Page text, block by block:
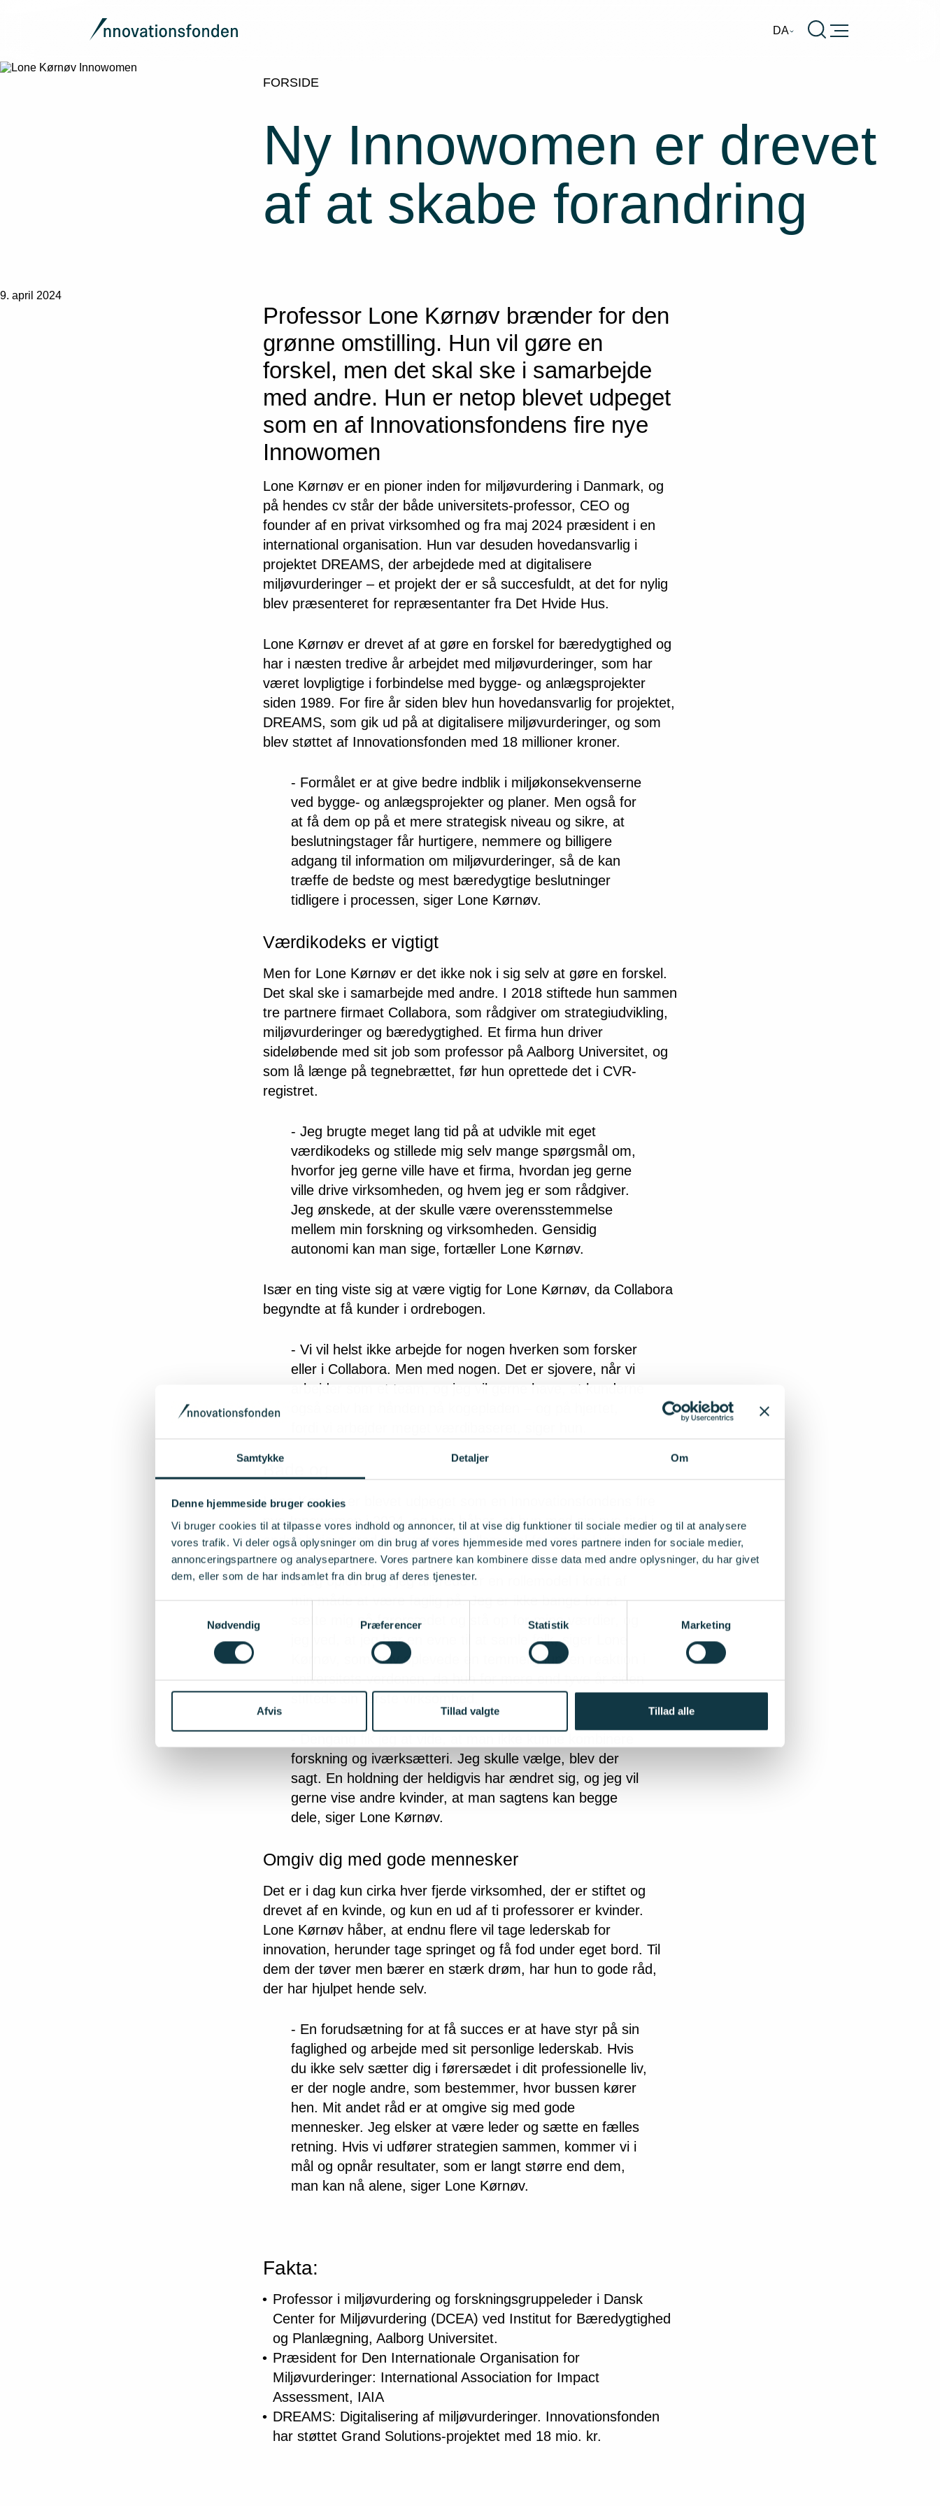
Samtykke Detaljer Om
Denne hjemmeside bruger cookies
Vi bruger cookies til at tilpasse vores indhold og annoncer, til at vise dig funktioner til sociale medier og til at analysere
vores trafik. Vi deler også oplysninger om din brug af vores hjemmeside med vores partnere inden for sociale medier,
annonceringspartnere og analysepartnere. Vores partnere kan kombinere disse data med andre oplysninger, du har givet
dem, eller som de har indsamlet fra din brug af deres tjenester.
Nødvendig
Præferencer Statistik Marketing
Afvis Tillad valgte Tillad alle
DA Burger
FORSIDE
Ny Innowomen er drevet
af at skabe forandring
9. april 2024
Professor Lone Kørnøv brænder for den
grønne omstilling. Hun vil gøre en
forskel, men det skal ske i samarbejde
med andre. Hun er netop blevet udpeget
som en af Innovationsfondens fire nye
Innowomen
Lone Kørnøv er en pioner inden for miljøvurdering i Danmark, og
på hendes cv står der både universitets-professor, CEO og
founder af en privat virksomhed og fra maj 2024 præsident i en
international organisation. Hun var desuden hovedansvarlig i
projektet DREAMS, der arbejdede med at digitalisere
miljøvurderinger – et projekt der er så succesfuldt, at det for nylig
blev præsenteret for repræsentanter fra Det Hvide Hus.
Lone Kørnøv er drevet af at gøre en forskel for bæredygtighed og
har i næsten tredive år arbejdet med miljøvurderinger, som har
været lovpligtige i forbindelse med bygge- og anlægsprojekter
siden 1989. For fire år siden blev hun hovedansvarlig for projektet,
DREAMS, som gik ud på at digitalisere miljøvurderinger, og som
blev støttet af Innovationsfonden med 18 millioner kroner.
- Formålet er at give bedre indblik i miljøkonsekvenserne
ved bygge- og anlægsprojekter og planer. Men også for
at få dem op på et mere strategisk niveau og sikre, at
beslutningstager får hurtigere, nemmere og billigere
adgang til information om miljøvurderinger, så de kan
træffe de bedste og mest bæredygtige beslutninger
tidligere i processen, siger Lone Kørnøv.
Værdikodeks er vigtigt
Men for Lone Kørnøv er det ikke nok i sig selv at gøre en forskel.
Det skal ske i samarbejde med andre. I 2018 stiftede hun sammen
tre partnere firmaet Collabora, som rådgiver om strategiudvikling,
miljøvurderinger og bæredygtighed. Et firma hun driver
sideløbende med sit job som professor på Aalborg Universitet, og
som lå længe på tegnebrættet, før hun oprettede det i CVR-
registret.
- Jeg brugte meget lang tid på at udvikle mit eget
værdikodeks og stillede mig selv mange spørgsmål om,
hvorfor jeg gerne ville have et firma, hvordan jeg gerne
ville drive virksomheden, og hvem jeg er som rådgiver.
Jeg ønskede, at der skulle være overensstemmelse
mellem min forskning og virksomheden. Gensidig
autonomi kan man sige, fortæller Lone Kørnøv.
Især en ting viste sig at være vigtig for Lone Kørnøv, da Collabora
begyndte at få kunder i ordrebogen.
- Vi vil helst ikke arbejde for nogen hverken som forsker
eller i Collabora. Men med nogen. Det er sjovere, når vi
arbejder som et team, og jeg vil gerne have, at kunderne
Både og
Lone Kørnøv er blevet udpeget som en Innovationsfondens fire
nye Innowomen i 2024, og hun håber, at hun med sin nye titel i
endnu højere grad kan være en rollemodel for andre kvinder.
- Jeg oplever, at jeg allerede er en rollemodel i kraft af
min måde at være faglig på. Jeg er ikke bange for at
sætte mig på førersædet og stå op for mine værdier, og
jeg ved, at jeg har en evne til at samle folk, siger Lone
Kørnøv, som selv oplevede en temmelig lunken reaktion i
universitets-verdenen, da hun for mere end tyve år siden
stiftede sin første virksomhed.
forskning og iværksætteri. Jeg skulle vælge, blev der
sagt. En holdning der heldigvis har ændret sig, og jeg vil
gerne vise andre kvinder, at man sagtens kan begge
dele, siger Lone Kørnøv.
Omgiv dig med gode mennesker
Det er i dag kun cirka hver fjerde virksomhed, der er stiftet og
drevet af en kvinde, og kun en ud af ti professorer er kvinder.
Lone Kørnøv håber, at endnu flere vil tage lederskab for
innovation, herunder tage springet og få fod under eget bord. Til
dem der tøver men bærer en stærk drøm, har hun to gode råd,
der har hjulpet hende selv.
- En forudsætning for at få succes er at have styr på sin
faglighed og arbejde med sit personlige lederskab. Hvis
du ikke selv sætter dig i førersædet i dit professionelle liv,
er der nogle andre, som bestemmer, hvor bussen kører
hen. Mit andet råd er at omgive sig med gode
mennesker. Jeg elsker at være leder og sætte en fælles
retning. Hvis vi udfører strategien sammen, kommer vi i
mål og opnår resultater, som er langt større end dem,
man kan nå alene, siger Lone Kørnøv.
Fakta:
Professor i miljøvurdering og forskningsgruppeleder i Dansk
Center for Miljøvurdering (DCEA) ved Institut for Bæredygtighed
og Planlægning, Aalborg Universitet.
Præsident for Den Internationale Organisation for
Miljøvurderinger: International Association for Impact
Assessment, IAIA
DREAMS: Digitalisering af miljøvurderinger. Innovationsfonden
har støttet Grand Solutions-projektet med 18 mio. kr.